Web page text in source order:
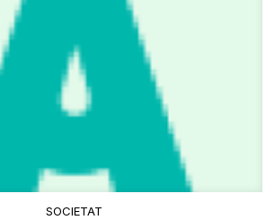
SOCIETAT